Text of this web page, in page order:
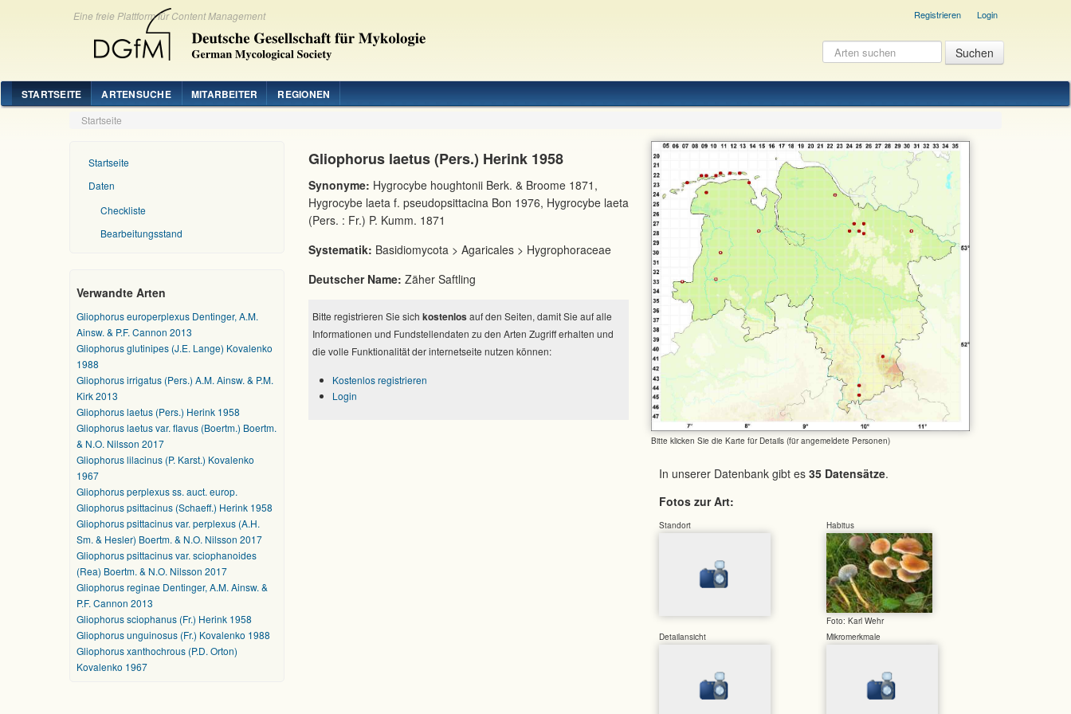
Eine freie Plattform für Content Management Registrieren Login
STARTSEITE ARTENSUCHE MITARBEITER REGIONEN
Startseite
Startseite
Daten
Checkliste
Bearbeitungsstand
Verwandte Arten
Gliophorus europerplexus Dentinger, A.M.
Ainsw. & P.F. Cannon 2013
Gliophorus glutinipes (J.E. Lange) Kovalenko
1988
Gliophorus irrigatus (Pers.) A.M. Ainsw. & P.M.
Kirk 2013
Gliophorus laetus (Pers.) Herink 1958
Gliophorus laetus var. flavus (Boertm.) Boertm.
& N.O. Nilsson 2017
Gliophorus lilacinus (P. Karst.) Kovalenko
1967
Gliophorus perplexus ss. auct. europ.
Gliophorus psittacinus (Schaeff.) Herink 1958
Gliophorus psittacinus var. perplexus (A.H.
Sm. & Hesler) Boertm. & N.O. Nilsson 2017
Gliophorus psittacinus var. sciophanoides
(Rea) Boertm. & N.O. Nilsson 2017
Gliophorus reginae Dentinger, A.M. Ainsw. &
P.F. Cannon 2013
Gliophorus sciophanus (Fr.) Herink 1958
Gliophorus unguinosus (Fr.) Kovalenko 1988
Gliophorus xanthochrous (P.D. Orton)
Kovalenko 1967
Bitte klicken Sie die Karte für Details (für angemeldete Personen)
In unserer Datenbank gibt es 35 Datensätze.
Fotos zur Art:
Standort Habitus
Foto: Karl Wehr
Detailansicht
Mikromerkmale
Gliophorus laetus (Pers.) Herink 1958
Synonyme: Hygrocybe houghtonii Berk. & Broome 1871,
Hygrocybe laeta f. pseudopsittacina Bon 1976, Hygrocybe laeta
(Pers. : Fr.) P. Kumm. 1871
Systematik: Basidiomycota > Agaricales > Hygrophoraceae
Deutscher Name: Zäher Saftling
Bitte registrieren Sie sich kostenlos auf den Seiten, damit Sie auf alle
Informationen und Fundstellendaten zu den Arten Zugriff erhalten und
die volle Funktionalität der internetseite nutzen können:
Kostenlos registrieren
Login